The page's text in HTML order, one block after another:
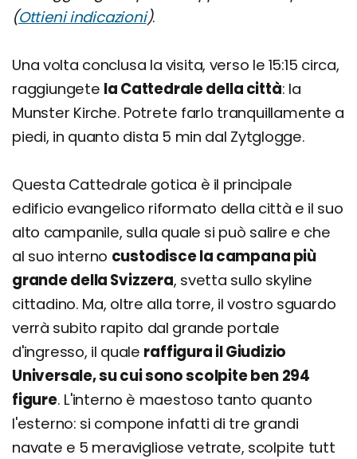
(Ottieni indicazioni).
Una volta conclusa la visita, verso le 15:15 circa,
raggiungete la Cattedrale della città: la
Munster Kirche. Potrete farlo tranquillamente a
piedi, in quanto dista 5 min dal Zytglogge.
Questa Cattedrale gotica è il principale
edificio evangelico riformato della città e il suo
alto campanile, sulla quale si può salire e che
al suo interno custodisce la campana più
grande della Svizzera, svetta sullo skyline
cittadino. Ma, oltre alla torre, il vostro sguardo
verrà subito rapito dal grande portale
d'ingresso, il quale raffigura il Giudizio
Universale, su cui sono scolpite ben 294
figure. L'interno è maestoso tanto quanto
l'esterno: si compone infatti di tre grandi
navate e 5 meravigliose vetrate, scolpite tutt